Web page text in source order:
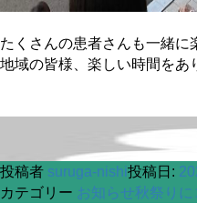
たくさんの患者さんも一緒に
地域の皆様、楽しい時間をあ
投稿者 suruga-nishi投稿日:
カテゴリー お知らせ秋祭りに